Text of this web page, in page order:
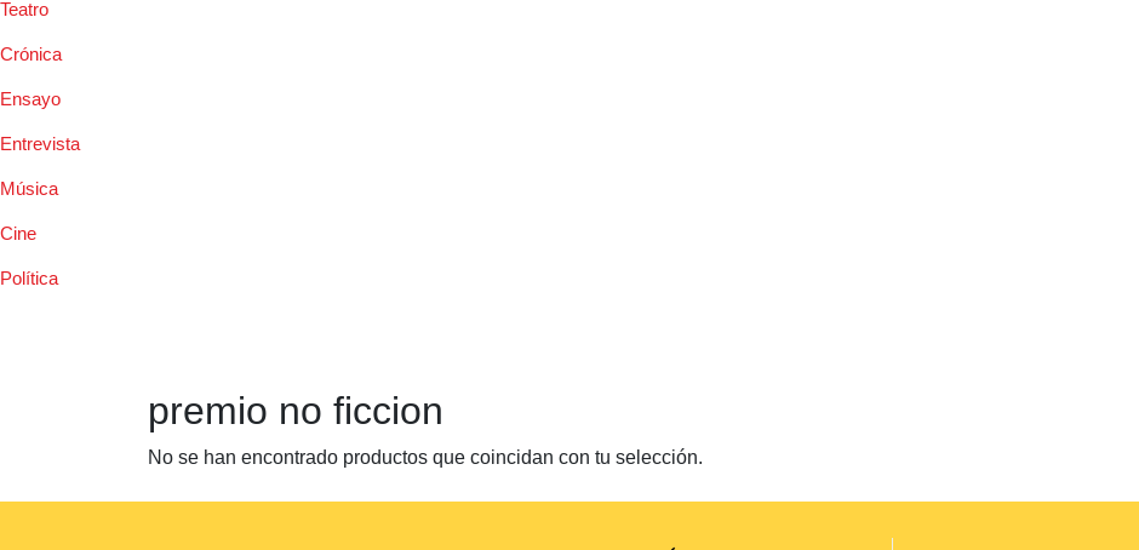
Teatro
Crónica
Ensayo
Entrevista
Música
Cine
Política
premio no ficcion
No se han encontrado productos que coincidan con tu selección.